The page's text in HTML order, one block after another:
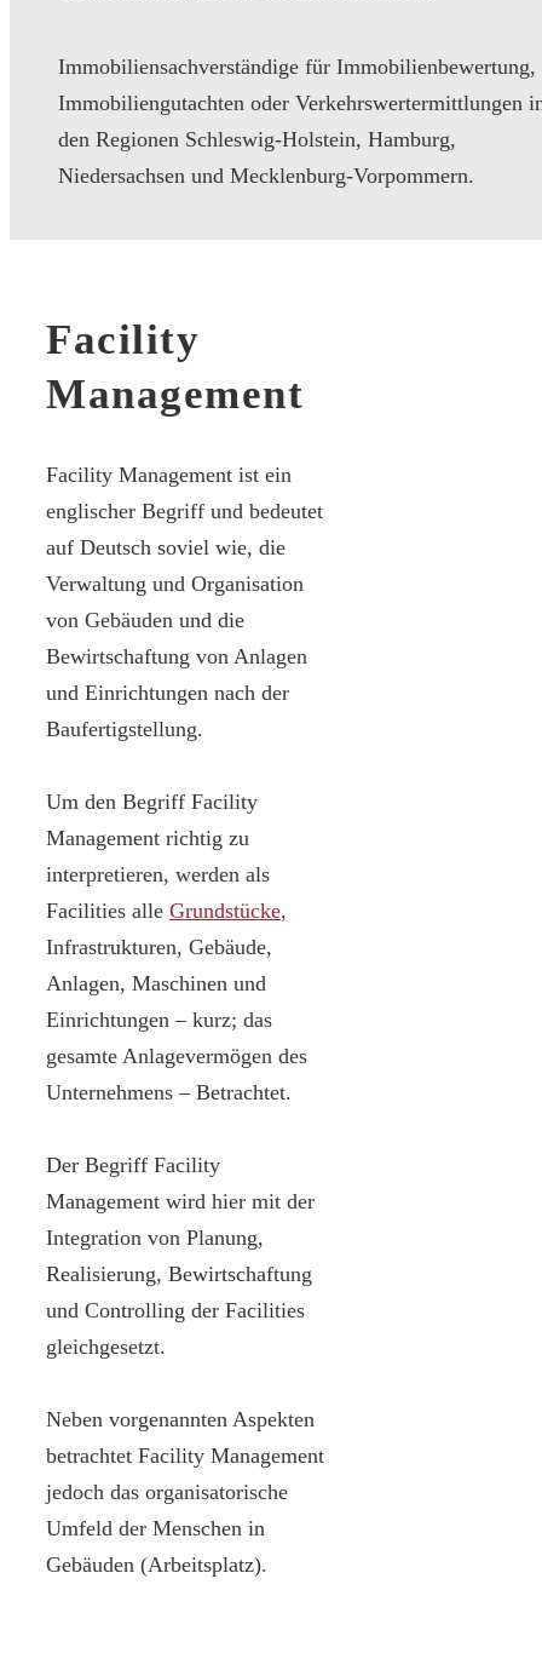
Immobiliensachverständige für Immobilienbewertung,
Immobiliengutachten oder Verkehrswertermittlungen
den Regionen Schleswig-Holstein, Hamburg,
Niedersachsen und Mecklenburg-Vorpommern.
Facility
Management
Facility Management ist ein
englischer Begriff und bedeutet
auf Deutsch soviel wie, die
Verwaltung und Organisation
von Gebäuden und die
Bewirtschaftung von Anlagen
und Einrichtungen nach der
Baufertigstellung.
Um den Begriff Facility
Management richtig zu
interpretieren, werden als
Facilities alle Grundstücke,
Infrastrukturen, Gebäude,
Anlagen, Maschinen und
Einrichtungen – kurz; das
gesamte Anlagevermögen des
Unternehmens – Betrachtet.
Der Begriff Facility
Management wird hier mit der
Integration von Planung,
Realisierung, Bewirtschaftung
und Controlling der Facilities
gleichgesetzt.
Neben vorgenannten Aspekten
betrachtet Facility Management
jedoch das organisatorische
Umfeld der Menschen in
Gebäuden (Arbeitsplatz).